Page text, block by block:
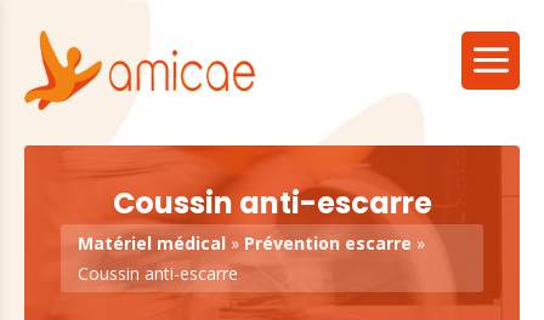
Coussin anti-escarre
Matériel médical » Prévention escarre »
Coussin anti-escarre